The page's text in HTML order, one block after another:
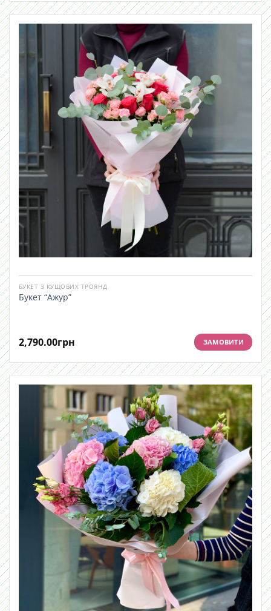
БУКЕТ З КУЩОВИХ ТРОЯНД
Букет “Ажур”
2,790.00грн ЗАМОВИТИ